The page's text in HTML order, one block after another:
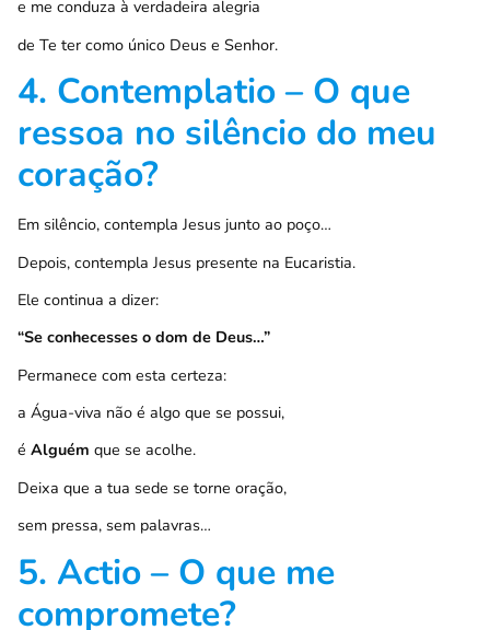
e me conduza à verdadeira alegria
de Te ter como único Deus e Senhor.
4. Contemplatio – O que
ressoa no silêncio do meu
coração?
Em silêncio, contempla Jesus junto ao poço…
Depois, contempla Jesus presente na Eucaristia.
Ele continua a dizer:
“Se conhecesses o dom de Deus…”
Permanece com esta certeza:
a Água-viva não é algo que se possui,
é Alguém que se acolhe.
Deixa que a tua sede se torne oração,
sem pressa, sem palavras…
5. Actio – O que me
compromete?